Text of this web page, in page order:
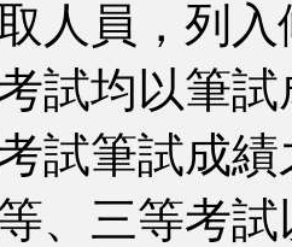
人員，列
試均以筆
試筆試成
三等考試